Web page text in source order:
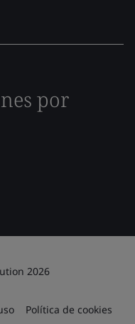
por
2026
Política de cookies